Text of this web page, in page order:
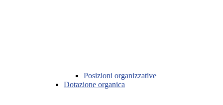
Posizioni organizzative
Dotazione organica